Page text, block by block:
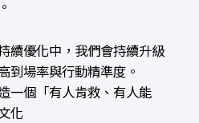
續優化中，我們會持續升級
到場率與行動精準度。
一個「有人肯救、有人能
化